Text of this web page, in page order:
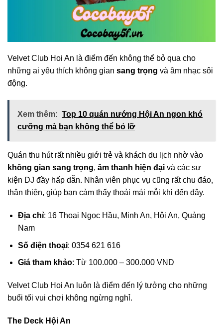
Velvet Club Hoi An là điểm đến không thể bỏ qua cho
những ai yêu thích không gian sang trọng và âm nhạc sôi
động.
Xem thêm: Top 10 quán nướng Hội An ngon khó
cưỡng mà bạn không thể bỏ lỡ
Quán thu hút rất nhiều giới trẻ và khách du lịch nhờ vào
không gian sang trọng, âm thanh hiện đại và các sự
kiện DJ đầy hấp dẫn. Nhân viên phục vụ cũng rất chu đáo,
thân thiện, giúp bạn cảm thấy thoải mái mỗi khi đến đây.
Địa chỉ: 16 Thoại Ngọc Hầu, Minh An, Hội An, Quảng
Nam
Số điện thoại: 0354 621 616
Giá tham khảo: Từ 100.000 – 300.000 VND
Velvet Club Hoi An luôn là điểm đến lý tưởng cho những
buổi tối vui chơi không ngừng nghỉ.
The Deck Hội An